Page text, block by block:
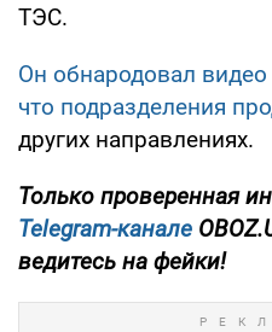
ТЭС.
Он обнародовал
что подразделения
других направлениях.
Только проверенная
Telegram-канале
ведитесь на фейки!